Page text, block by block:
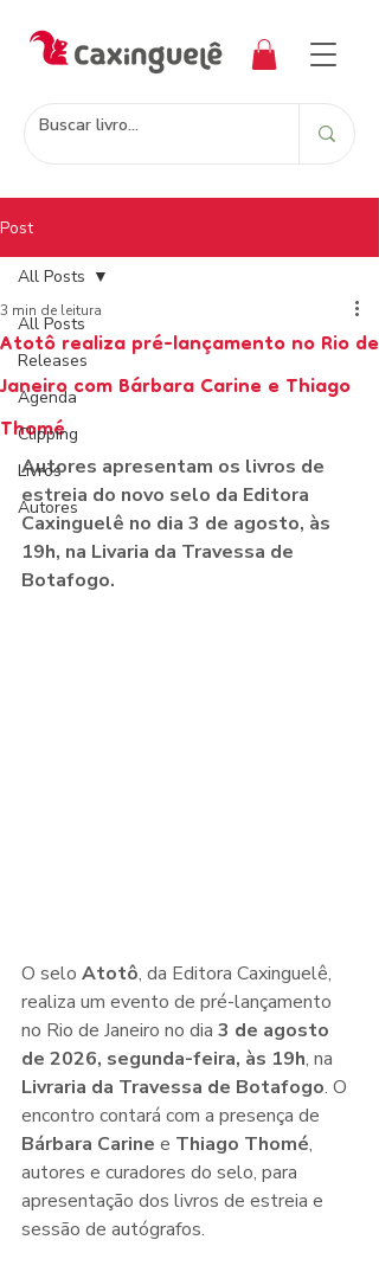
Post
All Posts
Releases
Agenda
Clipping
Livros
Autores
All Posts
Atotô realiza pré-lançamento no Rio de
Janeiro com Bárbara Carine e Thiago
Thomé
3 min de leitura
Autores apresentam os livros de
estreia do novo selo da Editora
Caxinguelê no dia 3 de agosto, às
19h, na Livaria da Travessa de
Botafogo.
O selo Atotô, da Editora Caxinguelê,
realiza um evento de pré-lançamento
no Rio de Janeiro no dia 3 de agosto
de 2026, segunda-feira, às 19h, na
Livraria da Travessa de Botafogo. O
encontro contará com a presença de
Bárbara Carine e Thiago Thomé,
autores e curadores do selo, para
apresentação dos livros de estreia e
sessão de autógrafos.